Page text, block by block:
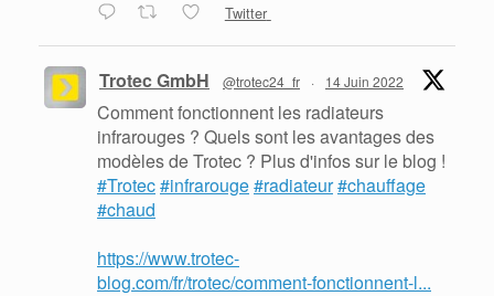
Twitter
Trotec GmbH @trotec24_fr · 14 Juin 2022
Comment fonctionnent les radiateurs
infrarouges ? Quels sont les avantages des
modèles de Trotec ? Plus d'infos sur le blog !
#Trotec#infrarouge#radiateur#chauffage
#chaud
https://www.trotec-
blog.com/fr/trotec/comment-fonctionnent-l...